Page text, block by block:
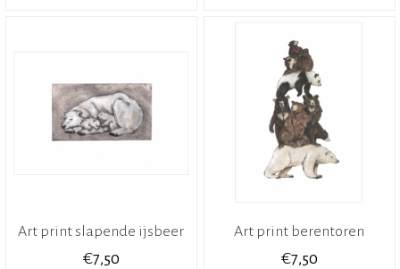
Art print slapende ijsbeer
€7,50
Art print berentoren
€7,50